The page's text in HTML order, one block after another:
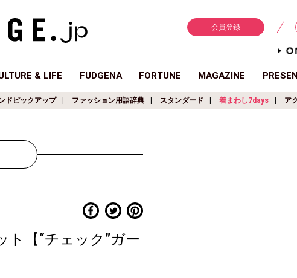
会員登録
& LIFE FUDGENA FORTUNE MAGAZINE
ドピックアップ ファッション用語辞典 スタンダード 着まわし7days ア
【“チェック”ガー